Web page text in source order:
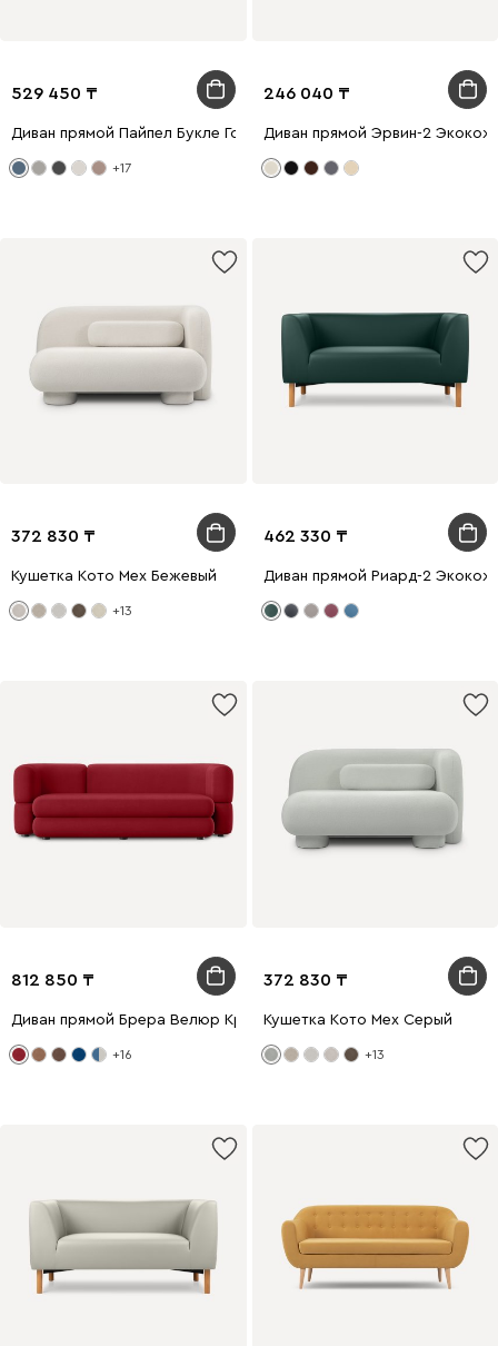
529 450
Диван прямой Пайпел Букле Голубой
+17
246 040
Диван прямой Эрвин-2
372 830
Кушетка Кото Мех Бежевый
+13
462 330
Диван прямой Риард-2
812 850
Диван прямой Брера Велюр Красный
+16
372 830
Кушетка Кото Мех Серый
+13